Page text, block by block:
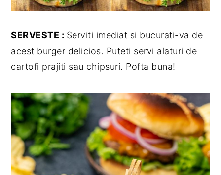
SERVESTE : Serviti imediat si bucurati-va de
acest burger delicios. Puteti servi alaturi de
cartofi prajiti sau chipsuri. Pofta buna!